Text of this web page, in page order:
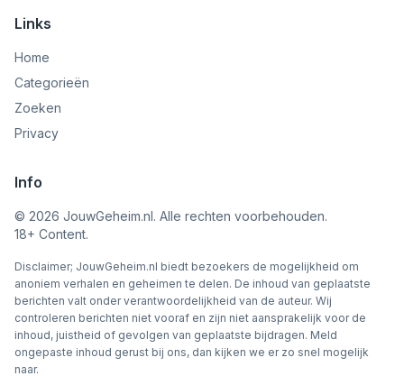
Links
Home
Categorieën
Zoeken
Privacy
Info
© 2026 JouwGeheim.nl. Alle rechten voorbehouden.
18+ Content.
Disclaimer; JouwGeheim.nl biedt bezoekers de mogelijkheid om
anoniem verhalen en geheimen te delen. De inhoud van geplaatste
berichten valt onder verantwoordelijkheid van de auteur. Wij
controleren berichten niet vooraf en zijn niet aansprakelijk voor de
inhoud, juistheid of gevolgen van geplaatste bijdragen. Meld
ongepaste inhoud gerust bij ons, dan kijken we er zo snel mogelijk
naar.